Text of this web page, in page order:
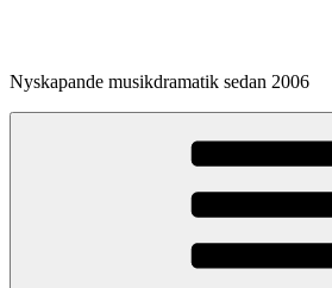
Nyskapande musikdramatik sedan 2006